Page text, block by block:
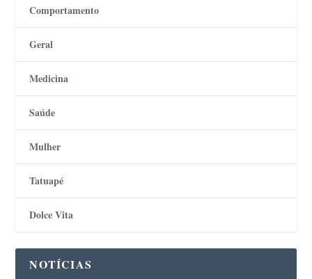
Comportamento
Geral
Medicina
Saúde
Mulher
Tatuapé
Dolce Vita
NOTÍCIAS